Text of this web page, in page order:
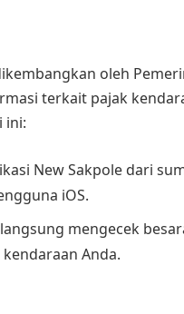
oleh
terkait pajak
ini:
New Sakpole dari
iOS.
mengecek
Anda.